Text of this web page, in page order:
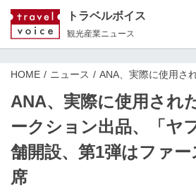
トラベルボイス
観光産業ニュース
HOME ニュース ANA、実際に使用さ
ANA、実際に使用され
ークション出品、「ヤ
舗開設、第1弾はファ
席